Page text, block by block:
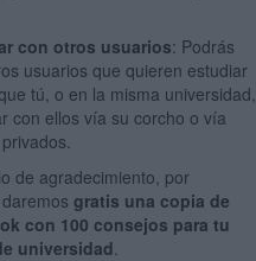
con otros usuarios: Podrás
usuarios que quieren estudiar
tú, o en la misma universidad,
con ellos vía su corcho o vía
de agradecimiento, por
daremosgratis una copia de
con 100 consejos para tu
universidad.